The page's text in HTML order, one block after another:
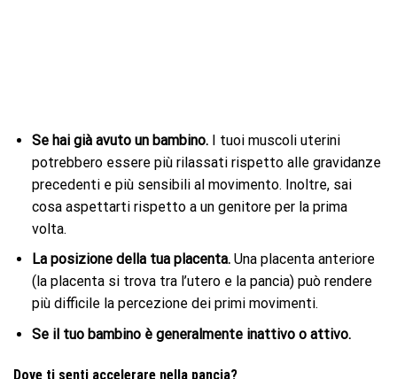
Se hai già avuto un bambino.I tuoi muscoli uterini
potrebbero essere più rilassati rispetto alle gravidanze
precedenti e più sensibili al movimento. Inoltre, sai
cosa aspettarti rispetto a un genitore per la prima
volta.
La posizione della tua placenta.Una placenta anteriore
(la placenta si trova tra l’utero e la pancia) può rendere
più difficile la percezione dei primi movimenti.
Se il tuo bambino è generalmente inattivo o attivo.
Dove ti senti accelerare nella pancia?